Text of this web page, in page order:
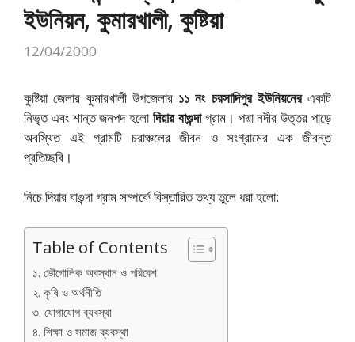
ইউনিয়ন, কুমারখালী, কুষ্টিয়া
12/04/2000
কুষ্টিয়া জেলার কুমারখালী উপজেলার ১১ নং চরসাদিপুর ইউনিয়নেরএকটি
নিভৃত এবং শান্ত জনপদ হলোদিয়ার বাগুন্দাগ্রাম। পদ্মা নদীর উত্তর পাড়ে
অবস্থিত এই গ্রামটি চরাঞ্চলের জীবন ও সংগ্রামের এক জীবন্ত
প্রতিচ্ছবি।
নিচে দিয়ার বাগুন্দা গ্রাম সম্পর্কে বিস্তারিত তথ্য তুলে ধরা হলো:
Table of Contents
১. ভৌগোলিক অবস্থান ও পরিবেশ
২. কৃষি ও অর্থনীতি
৩. যোগাযোগ ব্যবস্থা
৪. শিক্ষা ও সমাজ ব্যবস্থা